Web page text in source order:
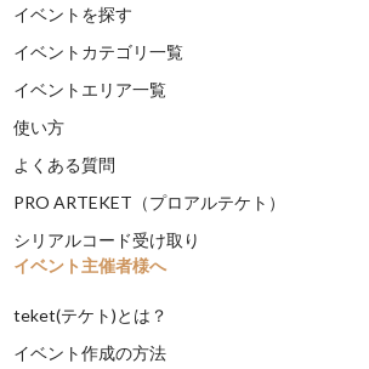
イベントを探す
イベントカテゴリ一覧
イベントエリア一覧
使い方
よくある質問
PRO ARTEKET（プロアルテケト）
シリアルコード受け取り
イベント主催者様へ
teket(テケト)とは？
イベント作成の方法